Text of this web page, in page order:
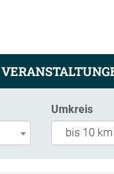
Umkreis
bis 10 km